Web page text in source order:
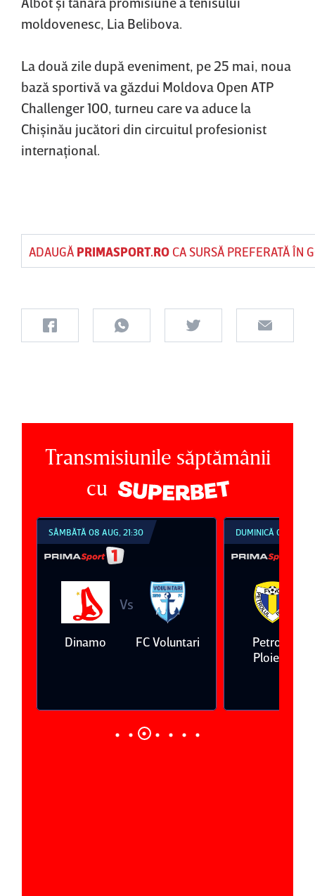
moldovenesc, Lia Belibova.
La două zile după eveniment, pe 25 mai, noua
bază sportivă va găzdui Moldova Open ATP
Challenger 100, turneu care va aduce la
Chişinău jucători din circuitul profesionist
internaţional.
ADAUGĂ PRIMASPORT.ROCA SURSĂ PREFERATĂ ÎN
Transmisiunile săptămânii
cu
SÂMBĂTĂ 08 AUG, 21:30
Dinamo
Vs
FC Voluntari
DUMINICĂ 09 AUG,
Petrolul
Ploieşti